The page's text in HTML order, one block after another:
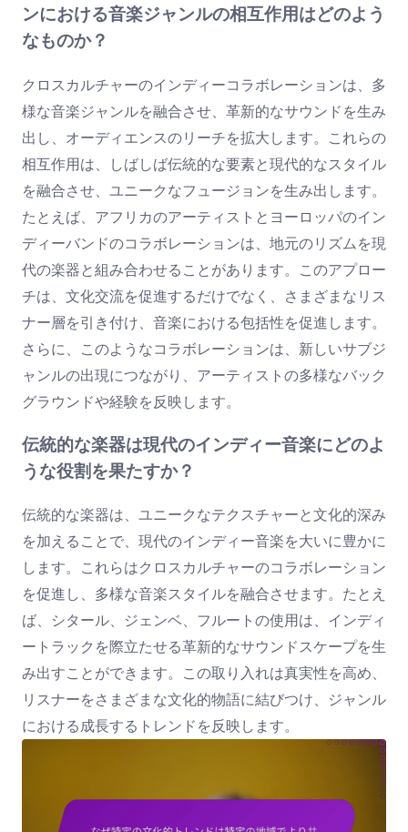
ンにおける音楽ジャンルの相互作用はどのよう
なものか？
クロスカルチャーのインディーコラボレーションは、多
様な音楽ジャンルを融合させ、革新的なサウンドを生み
出し、オーディエンスのリーチを拡大します。これらの
相互作用は、しばしば伝統的な要素と現代的なスタイル
を融合させ、ユニークなフュージョンを生み出します。
たとえば、アフリカのアーティストとヨーロッパのイン
ディーバンドのコラボレーションは、地元のリズムを現
代の楽器と組み合わせることがあります。このアプロー
チは、文化交流を促進するだけでなく、さまざまなリス
ナー層を引き付け、音楽における包括性を促進します。
さらに、このようなコラボレーションは、新しいサブジ
ャンルの出現につながり、アーティストの多様なバック
グラウンドや経験を反映します。
伝統的な楽器は現代のインディー音楽にどのよ
うな役割を果たすか？
伝統的な楽器は、ユニークなテクスチャーと文化的深み
を加えることで、現代のインディー音楽を大いに豊かに
します。これらはクロスカルチャーのコラボレーション
を促進し、多様な音楽スタイルを融合させます。たとえ
ば、シタール、ジェンベ、フルートの使用は、インディ
ートラックを際立たせる革新的なサウンドスケープを生
み出すことができます。この取り入れは真実性を高め、
リスナーをさまざまな文化的物語に結びつけ、ジャンル
における成長するトレンドを反映します。